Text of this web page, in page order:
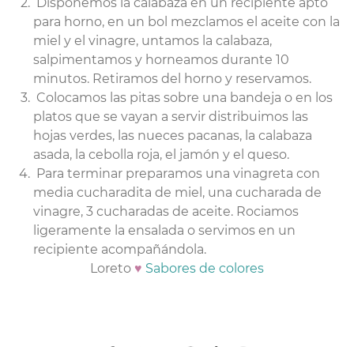
Disponemos la calabaza en un recipiente apto
para horno, en un bol mezclamos el aceite con la
miel y el vinagre, untamos la calabaza,
salpimentamos y horneamos durante 10
minutos. Retiramos del horno y reservamos.
Colocamos las pitas sobre una bandeja o en los
platos que se vayan a servir distribuimos las
hojas verdes, las nueces pacanas, la calabaza
asada, la cebolla roja, el jamón y el queso.
Para terminar preparamos una vinagreta con
media cucharadita de miel, una cucharada de
vinagre, 3 cucharadas de aceite. Rociamos
ligeramente la ensalada o servimos en un
recipiente acompañándola.
Loreto ♥ Sabores de colores